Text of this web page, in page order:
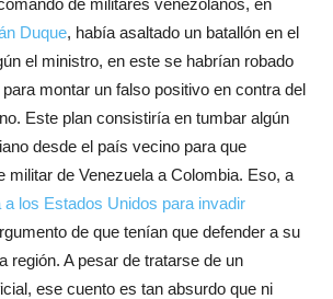
Duque, había asaltado un batallón en el
el ministro, en este se habrían robado
montar un falso positivo en contra del
Este plan consistiría en tumbar algún
desde el país vecino para que
militar de Venezuela a Colombia. Eso, a
a los Estados Unidos para invadir
de que tenían que defender a su
región. A pesar de tratarse de un
ese cuento es tan absurdo que ni